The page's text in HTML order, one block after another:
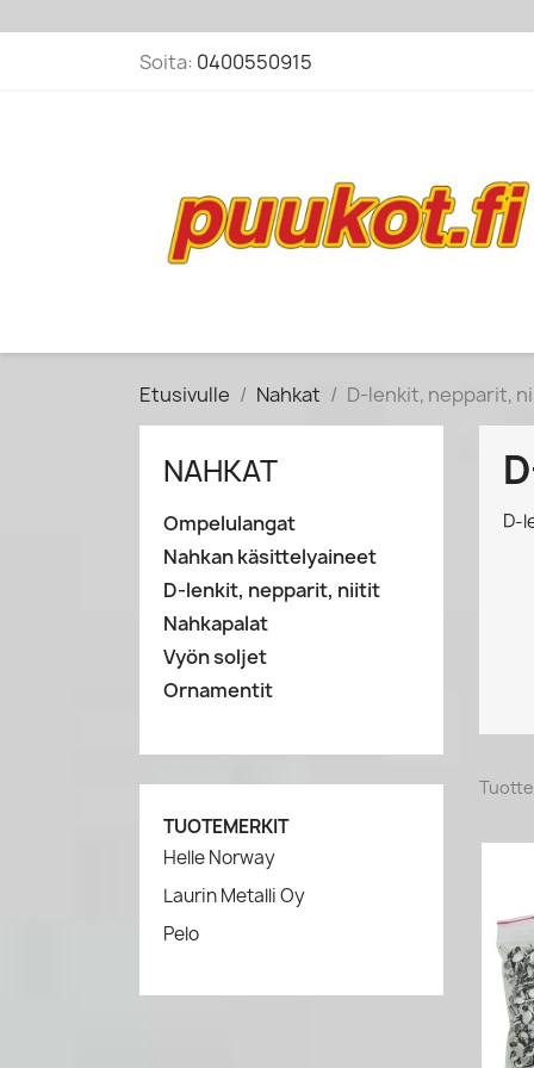
Soita: 0400550915
Etusivulle Nahkat D-lenkit, nepparit,
NAHKAT
Ompelulangat
Nahkan käsittelyaineet
D-lenkit, nepparit, niitit
Nahkapalat
Vyön soljet
Ornamentit
TUOTEMERKIT
Helle Norway
Laurin Metalli Oy
Pelo
D-